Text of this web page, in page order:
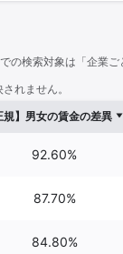
の検索対象は「企業
れません。
規】男女の賃金の差異
92.60%
87.70%
84.80%